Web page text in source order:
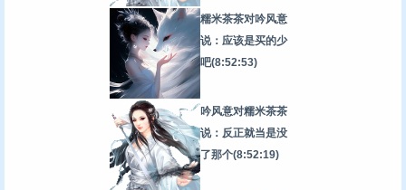
糯米茶茶对吟风意
说：应该是买的少
吧(8:52:53)
吟风意对糯米茶茶
说：反正就当是没
了那个(8:52:19)